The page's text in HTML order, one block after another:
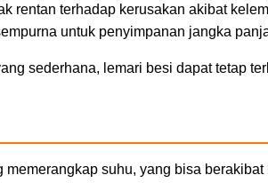
rentan terhadap kerusakan akibat
untuk penyimpanan jangka
sederhana, lemari besi dapat tetap
memerangkap suhu, yang bisa